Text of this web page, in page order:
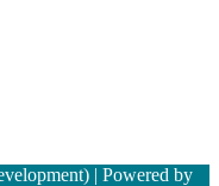
| Powered by